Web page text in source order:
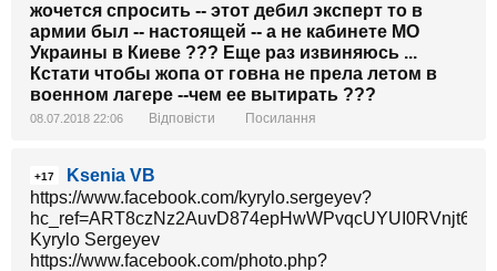
жочется спросить -- этот дебил эксперт то в
армии был -- настоящей -- а не кабинете МО
Украины в Киеве ??? Еще раз извиняюсь ...
Кстати чтобы жопа от говна не прела летом в
военном лагере --чем ее вытирать ???
08.07.2018 22:06 Відповісти Посилання
+17
Ksenia VB
https://www.facebook.com/kyrylo.sergeyev?
Kyrylo Sergeyev
https://www.facebook.com/photo.php?